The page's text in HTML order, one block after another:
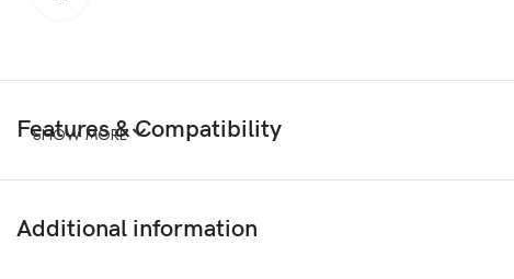
Features & Compatibility
SHOW MORE
Additional information